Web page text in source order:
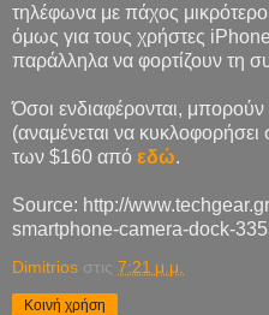
τηλέφωνα με πάχος
όμως για τους χρήστες
παράλληλα να φορτίζουν τη
Όσοι ενδιαφέρονται,
(αναμένεται να κυκλοφορήσει
των $160 από εδώ.
Source: http://
smartphone-camera-dock-
Dimitrios στις 7:21 μ.μ.
Κοινή χρήση